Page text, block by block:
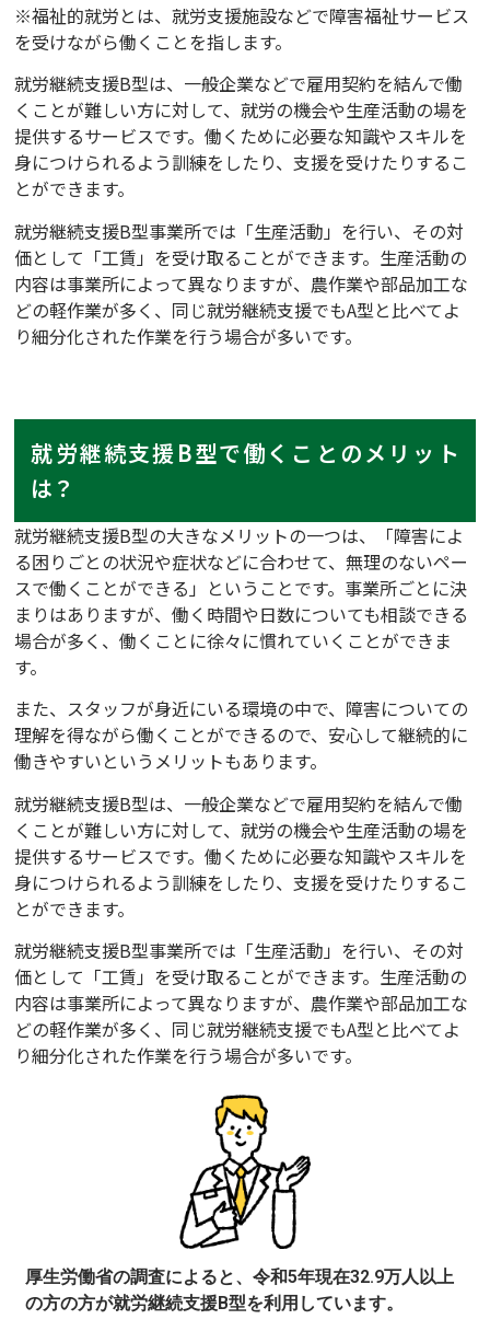
※福祉的就労とは、就労支援施設などで障害福祉サービス
を受けながら働くことを指します。
就労継続支援B型は、一般企業などで雇用契約を結んで働
くことが難しい方に対して、就労の機会や生産活動の場を
提供するサービスです。働くために必要な知識やスキルを
身につけられるよう訓練をしたり、支援を受けたりするこ
とができます。
就労継続支援B型事業所では「生産活動」を行い、その対
価として「工賃」を受け取ることができます。生産活動の
内容は事業所によって異なりますが、農作業や部品加工な
どの軽作業が多く、同じ就労継続支援でもA型と比べてよ
り細分化された作業を行う場合が多いです。
就労継続支援B型で働くことのメリット
は？
就労継続支援B型の大きなメリットの一つは、「障害によ
る困りごとの状況や症状などに合わせて、無理のないペー
スで働くことができる」ということです。事業所ごとに決
まりはありますが、働く時間や日数についても相談できる
場合が多く、働くことに徐々に慣れていくことができま
す。
また、スタッフが身近にいる環境の中で、障害についての
理解を得ながら働くことができるので、安心して継続的に
働きやすいというメリットもあります。
就労継続支援B型は、一般企業などで雇用契約を結んで働
くことが難しい方に対して、就労の機会や生産活動の場を
提供するサービスです。働くために必要な知識やスキルを
身につけられるよう訓練をしたり、支援を受けたりするこ
とができます。
就労継続支援B型事業所では「生産活動」を行い、その対
価として「工賃」を受け取ることができます。生産活動の
内容は事業所によって異なりますが、農作業や部品加工な
どの軽作業が多く、同じ就労継続支援でもA型と比べてよ
り細分化された作業を行う場合が多いです。
厚生労働省の調査によると、令和5年現在32.9万人以上
の方の方が就労継続支援B型を利用しています。